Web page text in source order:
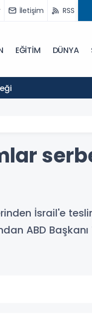
İletişim RSS
EĞİTİM DÜNYA
İsrail'e
ABD